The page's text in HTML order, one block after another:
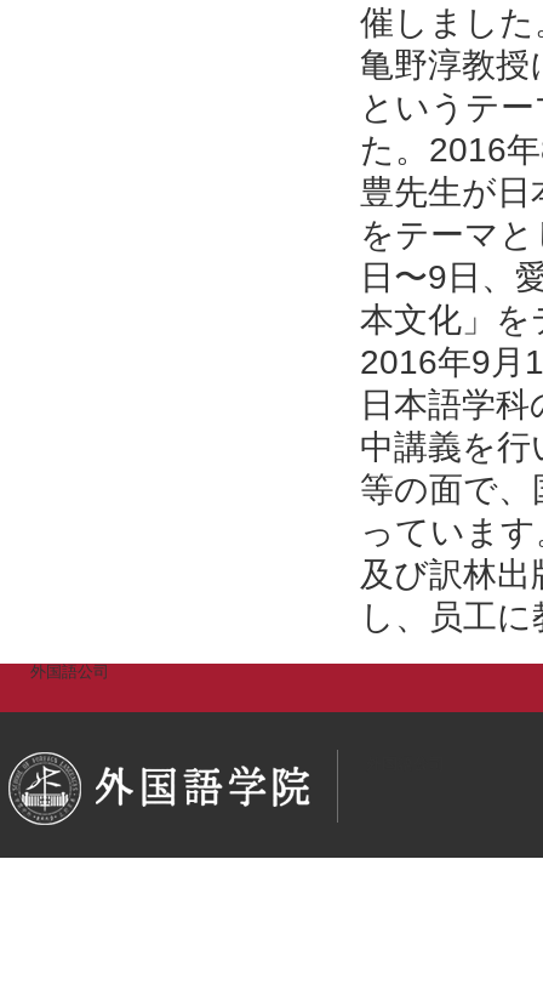
催しました
亀野淳教授
というテ
た。2016
豊先生が
をテーマ
日〜9日、
本文化」
2016年9月
日本語学
中講義を
等の面で、
っていま
及び訳林
し、员工
外国語公司